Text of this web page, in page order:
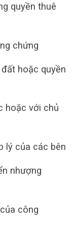
quyền thuê
chứng
hoặc quyền
hoặc với chủ
lý của các bên
nhượng
công